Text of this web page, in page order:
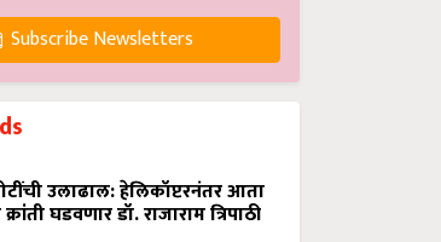
Subscribe Newsletters
उलाढाल: हेलिकॉप्टरनंतर आता
घडवणार डॉ. राजाराम त्रिपाठी